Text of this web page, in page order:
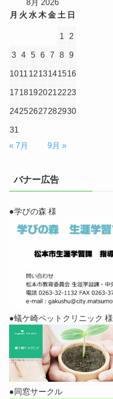
月 火 水 木金 土 日
1 2
3 4 5 6 7 8 9
1011 1213141516
1718192021 2223
24252627282930
31
« 7月
9月 »
バナー広告
●学びの森 様
●蟻ケ崎ペットクリニック 様
●同窓サークル